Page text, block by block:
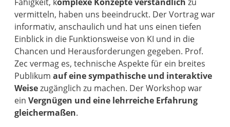
vermitteln, haben uns beeindruckt. Der Vortrag war
informativ, anschaulich und hat uns einen tiefen
Einblick in die Funktionsweise von KI und in die
Chancen und Herausforderungen gegeben. Prof.
Zec vermag es, technische Aspekte für ein breites
Publikum auf eine sympathische und interaktive
Weisezugänglich zu machen. Der Workshop war
ein Vergnügen und eine lehrreiche Erfahrung
gleichermaßen.